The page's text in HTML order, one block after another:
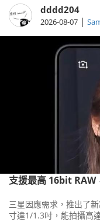
dddd204
2026-08-07 |
支援最高 16bit RAW
三星因應需求，推出了
寸達1/1.3吋，能拍攝高